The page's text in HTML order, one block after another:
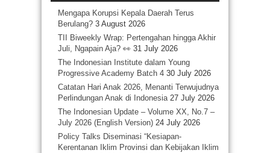
Mengapa Korupsi Kepala Daerah Terus
Berulang? 3 August 2026
TII Biweekly Wrap: Pertengahan hingga Akhir
Juli, Ngapain Aja? 👀 31 July 2026
The Indonesian Institute dalam Young
Progressive Academy Batch 4 30 July 2026
Catatan Hari Anak 2026, Menanti Terwujudnya
Perlindungan Anak di Indonesia 27 July 2026
The Indonesian Update – Volume XX, No.7 –
July 2026 (English Version) 24 July 2026
Policy Talks Diseminasi “Kesiapan-
Kerentanan Iklim Provinsi dan Kebijakan Iklim